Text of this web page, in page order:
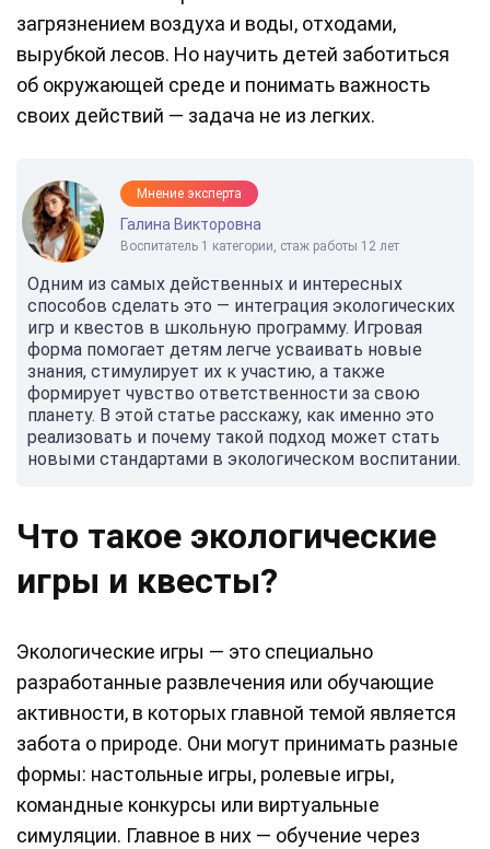
загрязнением воздуха и воды, отходами,
вырубкой лесов. Но научить детей заботиться
об окружающей среде и понимать важность
своих действий — задача не из легких.
Мнение эксперта
Галина Викторовна
Воспитатель 1 категории, стаж работы 12 лет
Одним из самых действенных и интересных
способов сделать это — интеграция экологических
игр и квестов в школьную программу. Игровая
форма помогает детям легче усваивать новые
знания, стимулирует их к участию, а также
формирует чувство ответственности за свою
планету. В этой статье расскажу, как именно это
реализовать и почему такой подход может стать
новыми стандартами в экологическом воспитании.
Что такое экологические
игры и квесты?
Экологические игры — это специально
разработанные развлечения или обучающие
активности, в которых главной темой является
забота о природе. Они могут принимать разные
формы: настольные игры, ролевые игры,
командные конкурсы или виртуальные
симуляции. Главное в них — обучение через